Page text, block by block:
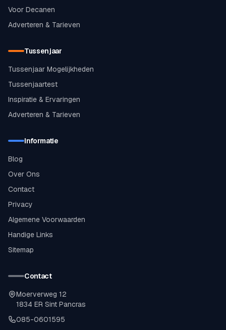
Voor Decanen
Adverteren & Tarieven
Tussenjaar
Tussenjaar Mogelijkheden
Tussenjaartest
Inspiratie & Ervaringen
Adverteren & Tarieven
Informatie
Blog
Over Ons
Contact
Privacy
Algemene Voorwaarden
Handige Links
Sitemap
Contact
Moerverweg 12
1834 ER Sint Pancras
085-0601595